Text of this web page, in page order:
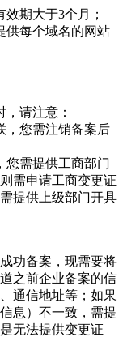
期大于3个月；
供每个域名的网站
请注意：
，您需注销备案后
您需提供工商部门
需申请工商变更证
提供上级部门开具
功备案，现需要将
之前企业备案的信
通信地址等；如果
息）不一致，需提
无法提供变更证